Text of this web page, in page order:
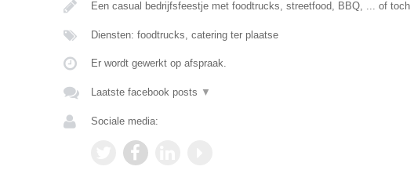
Een casual bedrijfsfeestje met foodtrucks, streetfood, BBQ, ... of toch
Diensten: foodtrucks, catering ter plaatse
Er wordt gewerkt op afspraak.
Laatste facebook posts ▼
Sociale media: